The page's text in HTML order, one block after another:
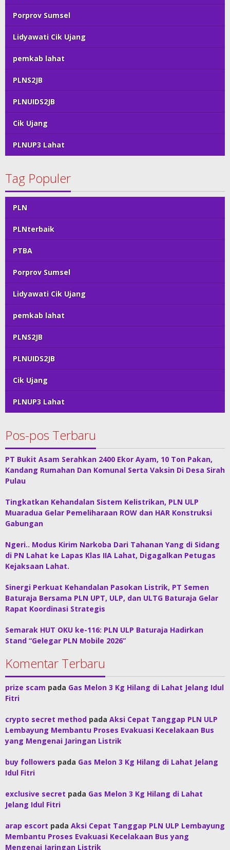
Porprov Sumsel
Lidyawati Cik Ujang
pemkab lahat
PLNS2JB
PLNUIDS2JB
Cik Ujang
PLNUP3 Lahat
Tag Populer
PLN
PLNterbaik
PTBA
Porprov Sumsel
Lidyawati Cik Ujang
pemkab lahat
PLNS2JB
PLNUIDS2JB
Cik Ujang
PLNUP3 Lahat
Pos-pos Terbaru
PT Bukit Asam Serahkan 2400 Ekor Ayam, 10 Ton Pakan,
Kandang Rumahan Dan Komunal Serta Vaksin Di Desa Sirah
Pulau
Tingkatkan Kehandalan Sistem Kelistrikan, PLN ULP
Muaradua Gelar Pemeliharaan ROW dan HAR Konstruksi
Gabungan
Ngeri.. Modus Kirim Narkoba Dari Tahanan Yang di Sidang
di PN Lahat ke Lapas Klas IIA Lahat, Digagalkan Petugas
Kejaksaan Lahat.
Sinergi Perkuat Kehandalan Pasokan Listrik, PT Semen
Baturaja Bersama PLN UPT, ULP, dan ULTG Baturaja Gelar
Rapat Koordinasi Strategis
Semarak HUT OKU ke-116: PLN ULP Baturaja Hadirkan
Stand “Gelegar PLN Mobile 2026”
Komentar Terbaru
prize scam pada Gas Melon 3 Kg Hilang di Lahat Jelang Idul
Fitri
crypto secret method pada Aksi Cepat Tanggap PLN ULP
Lembayung Membantu Proses Evakuasi Kecelakaan Bus
yang Mengenai Jaringan Listrik
buy followers pada Gas Melon 3 Kg Hilang di Lahat Jelang
Idul Fitri
exclusive secret pada Gas Melon 3 Kg Hilang di Lahat
Jelang Idul Fitri
arap escort pada Aksi Cepat Tanggap PLN ULP Lembayung
Membantu Proses Evakuasi Kecelakaan Bus yang
Mengenai Jaringan Listrik